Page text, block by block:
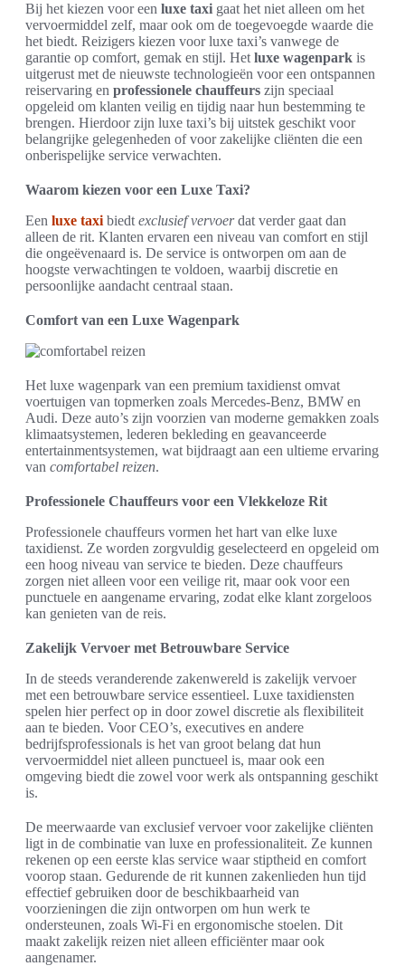
Bij het kiezen voor een luxe taxi gaat het niet alleen om het
vervoermiddel zelf, maar ook om de toegevoegde waarde die
het biedt. Reizigers kiezen voor luxe taxi’s vanwege de
garantie op comfort, gemak en stijl. Het luxe wagenpark is
uitgerust met de nieuwste technologieën voor een ontspannen
reiservaring en professionele chauffeurs zijn speciaal
opgeleid om klanten veilig en tijdig naar hun bestemming te
brengen. Hierdoor zijn luxe taxi’s bij uitstek geschikt voor
belangrijke gelegenheden of voor zakelijke cliënten die een
onberispelijke service verwachten.
Waarom kiezen voor een Luxe Taxi?
Een luxe taxi biedt exclusief vervoerdat verder gaat dan
alleen de rit. Klanten ervaren een niveau van comfort en stijl
die ongeëvenaard is. De service is ontworpen om aan de
hoogste verwachtingen te voldoen, waarbij discretie en
persoonlijke aandacht centraal staan.
Comfort van een Luxe Wagenpark
Het luxe wagenpark van een premium taxidienst omvat
voertuigen van topmerken zoals Mercedes-Benz, BMW en
Audi. Deze auto’s zijn voorzien van moderne gemakken zoals
klimaatsystemen, lederen bekleding en geavanceerde
entertainmentsystemen, wat bijdraagt aan een ultieme ervaring
van comfortabel reizen.
Professionele Chauffeurs voor een Vlekkeloze Rit
Professionele chauffeurs vormen het hart van elke luxe
taxidienst. Ze worden zorgvuldig geselecteerd en opgeleid om
een hoog niveau van service te bieden. Deze chauffeurs
zorgen niet alleen voor een veilige rit, maar ook voor een
punctuele en aangename ervaring, zodat elke klant zorgeloos
kan genieten van de reis.
Zakelijk Vervoer met Betrouwbare Service
In de steeds veranderende zakenwereld is zakelijk vervoer
met een betrouwbare service essentieel. Luxe taxidiensten
spelen hier perfect op in door zowel discretie als flexibiliteit
aan te bieden. Voor CEO’s, executives en andere
bedrijfsprofessionals is het van groot belang dat hun
vervoermiddel niet alleen punctueel is, maar ook een
omgeving biedt die zowel voor werk als ontspanning geschikt
is.
De meerwaarde van exclusief vervoer voor zakelijke cliënten
ligt in de combinatie van luxe en professionaliteit. Ze kunnen
rekenen op een eerste klas service waar stiptheid en comfort
voorop staan. Gedurende de rit kunnen zakenlieden hun tijd
effectief gebruiken door de beschikbaarheid van
voorzieningen die zijn ontworpen om hun werk te
ondersteunen, zoals Wi-Fi en ergonomische stoelen. Dit
maakt zakelijk reizen niet alleen efficiënter maar ook
aangenamer.